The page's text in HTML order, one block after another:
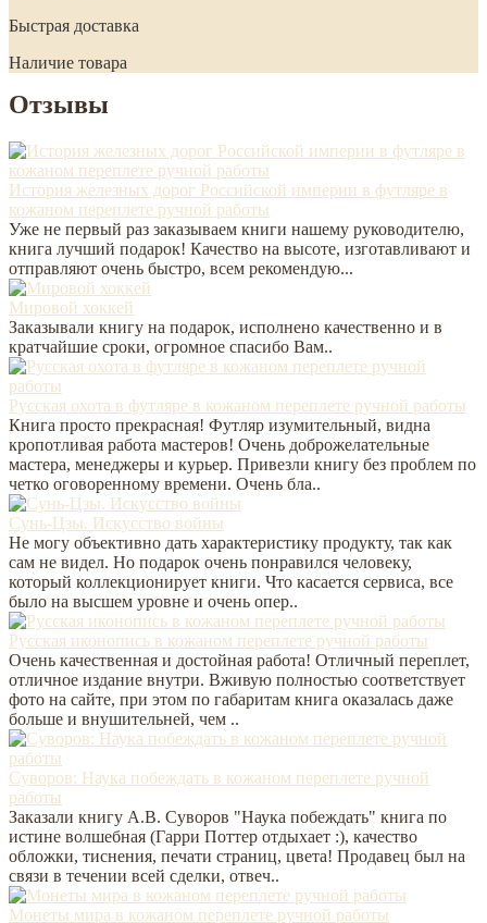
Быстрая доставка
Наличие товара
Отзывы
История железных дорог Российской империи в футляре в
кожаном переплете ручной работы
Уже не первый раз заказываем книги нашему руководителю,
книга лучший подарок! Качество на высоте, изготавливают и
отправляют очень быстро, всем рекомендую...
Мировой хоккей
Заказывали книгу на подарок, исполнено качественно и в
кратчайшие сроки, огромное спасибо Вам..
Русская охота в футляре в кожаном переплете ручной работы
Книга просто прекрасная! Футляр изумительный, видна
кропотливая работа мастеров! Очень доброжелательные
мастера, менеджеры и курьер. Привезли книгу без проблем по
четко оговоренному времени. Очень бла..
Сунь-Цзы. Искусство войны
Не могу объективно дать характеристику продукту, так как
сам не видел. Но подарок очень понравился человеку,
который коллекционирует книги. Что касается сервиса, все
было на высшем уровне и очень опер..
Русская иконопись в кожаном переплете ручной работы
Очень качественная и достойная работа! Отличный переплет,
отличное издание внутри. Вживую полностью соответствует
фото на сайте, при этом по габаритам книга оказалась даже
больше и внушительней, чем ..
Суворов: Наука побеждать в кожаном переплете ручной
работы
Заказали книгу А.В. Суворов "Наука побеждать" книга по
истине волшебная (Гарри Поттер отдыхает :), качество
обложки, тиснения, печати страниц, цвета! Продавец был на
связи в течении всей сделки, отвеч..
Монеты мира в кожаном переплете ручной работы